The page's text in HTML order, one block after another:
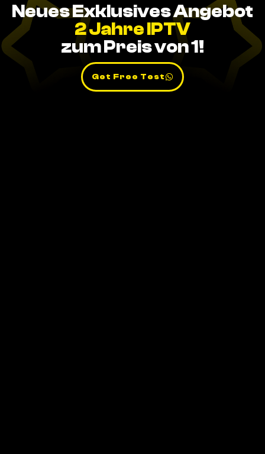
Neues Exklusives Angebot
2 Jahre IPTV
zum Preis von 1!
Get Free Test